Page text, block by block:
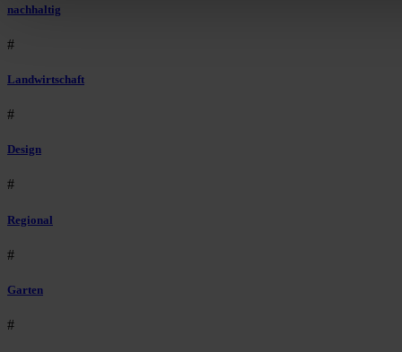
nachhaltig
#
Landwirtschaft
#
Design
#
Regional
#
Garten
#